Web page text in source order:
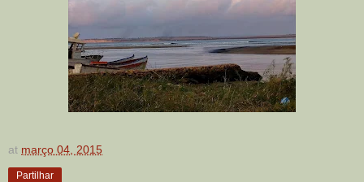
at março 04, 2015
Partilhar